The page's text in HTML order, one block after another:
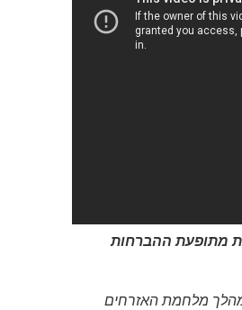
מתופעת ההברחות
מלחמת האזרחים